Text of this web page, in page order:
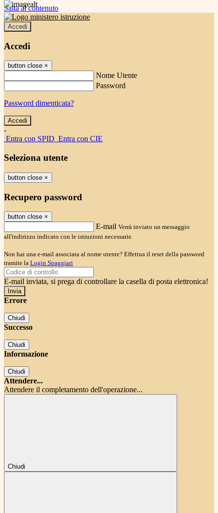
Salta al contenuto
Accedi
Accedi
button close ×
Nome Utente
Password
Password dimenticata?
-
Entra con SPID Entra con CIE
Seleziona utente
button close ×
Recupero password
button close ×
E-mail Verrà inviato un messaggio
all'indirizzo indicato con le istruzioni necessarie.
Non hai una e-mail associata al nome utente? Effettua il reset della password
tramite la Login Spaggiari
E-mail inviata, si prega di controllare la casella di posta elettronica!
Errore
Chiudi
Successo
Chiudi
Informazione
Chiudi
Attendere...
Attendere il completamento dell'operazione...
Chiudi